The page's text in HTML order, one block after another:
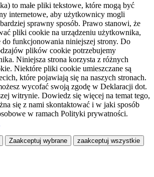
to małe pliki tekstowe, które mogą być
internetowe, aby użytkownicy mogli
sprawny sposób. Prawo stanowi, że
pliki cookie na urządzeniu użytkownika,
do funkcjonowania niniejszej strony. Do
plików cookie potrzebujemy
Niniejsza strona korzysta z różnych
Niektóre pliki cookie umieszczane są
które pojawiają się na naszych stronach.
wycofać swoją zgodę w Deklaracji dot.
witrynie. Dowiedz się więcej na temat tego,
się z nami skontaktować i w jaki sposób
w ramach Polityki prywatności.
Zaakceptuj wybrane zaakceptuj wszystkie